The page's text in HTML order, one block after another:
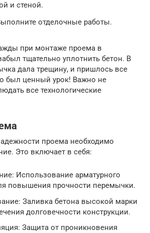
и стеной.
отделочные работы.
при монтаже проема в
тщательно уплотнить бетон. В
дала трещину, и пришлось все
был ценный урок! Важно не
все технологические
проема необходимо
Это включает в себя:
Использование арматурного
повышения прочности перемычки.
Заливка бетона высокой марки
долговечности конструкции.
Защита от проникновения